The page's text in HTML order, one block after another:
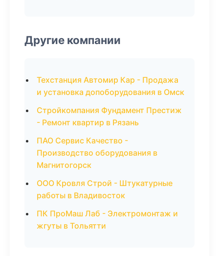
Другие компании
Техстанция Автомир Кар - Продажа
и установка допоборудования в Омск
Стройкомпания Фундамент Престиж
- Ремонт квартир в Рязань
ПАО Сервис Качество -
Производство оборудования в
Магнитогорск
ООО Кровля Строй - Штукатурные
работы в Владивосток
ПК ПроМаш Лаб - Электромонтаж и
жгуты в Тольятти